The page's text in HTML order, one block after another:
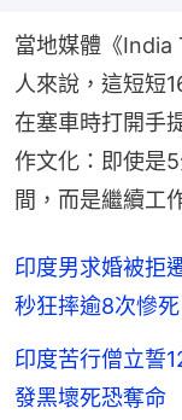
當地媒體《India
人來說，這短短
在塞車時打開手
作文化：即使是
間，而是繼續工
印度男求婚被拒
秒狂摔逾8次慘死
印度苦行僧立誓
發黑壞死恐奪命